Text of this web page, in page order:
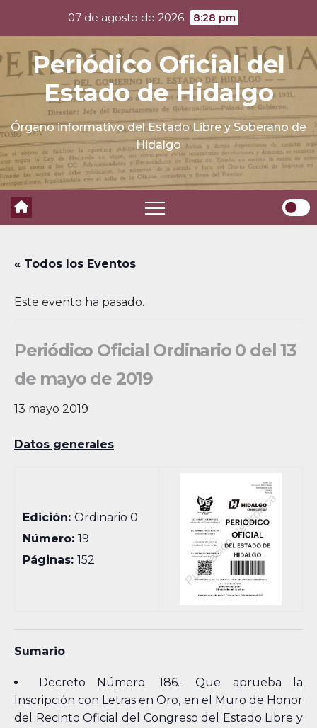
content
07 de agosto de 2026 8:28 pm
Periódico Oficial del
Estado de Hidalgo
Órgano informativo del Estado Libre y Soberano de
Hidalgo
« Todos los Eventos
Este evento ha pasado.
Periódico Oficial Ordinario 0 del 13
de mayo de 2019
13 mayo 2019
Datos generales
Edición:Ordinario 0
Número:19
Páginas:152
Sumario
Decreto Número. 186.- Que aprueba la
Inscripción con Letras en Oro, en el Muro de Honor
del Recinto Oficial del Congreso del Estado Libre y